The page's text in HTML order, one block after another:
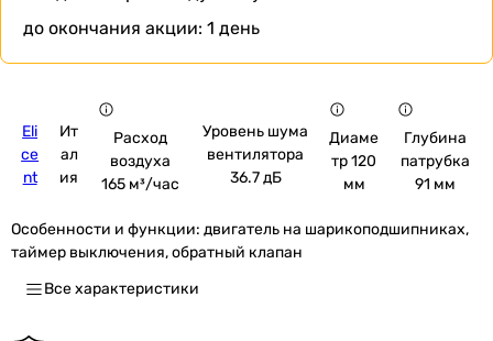
до окончания акции: 1 день
Eli
ce
nt
Ит
ал
ия
Расход
воздуха
165 м³/час
Уровень шума
вентилятора
36.7 дБ
Диаме
тр 120
мм
Глубина
патрубка
91 мм
Особенности и функции: двигатель на шарикоподшипниках,
таймер выключения, обратный клапан
Все характеристики